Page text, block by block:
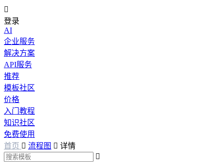

登录
AI
企业服务
解决方案
API服务
推荐
模板社区
价格
入门教程
知识社区
免费使用
首页  流程图  详情
